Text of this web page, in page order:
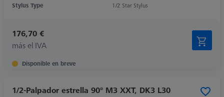
Stylus Type
1/2 Star Stylus
176,70 €
más el IVA
Disponible en breve
1/2-Palpador estrella 90° M3 XXT, DK3 L30